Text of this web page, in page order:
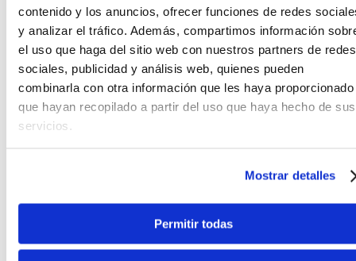
contenido y los anuncios, ofrecer funciones de redes
y analizar el tráfico. Además, compartimos información
el uso que haga del sitio web con nuestros partners de redes
sociales, publicidad y análisis web, quienes pueden
combinarla con otra información que les haya proporcionado
que hayan recopilado a partir del uso que haya hecho de sus
servicios.
Mostrar detalles
Permitir todas
perfectamente proporcionada. Una baqueta
impecablemente equilibrada que crea una
claridad suprema con un tono hermoso.
Si bien las puntas de estos dos modelos son nuevas,
aún puede contar con la misma calidad
trascendente que ha convertido a American
Classic® 5A y 5B en los modelos más populares del